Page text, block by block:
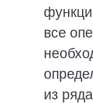
все
из